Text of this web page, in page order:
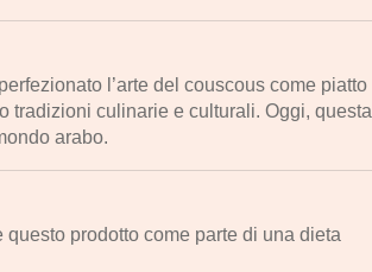
l’arte del couscous come piatto
tradizioni culinarie e culturali. Oggi, questa
arabo.
prodotto come parte di una dieta